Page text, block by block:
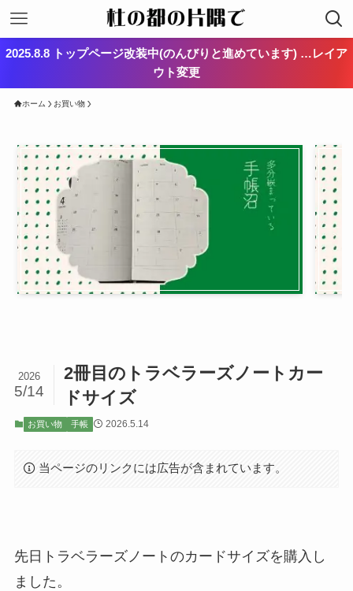
2025.8.8 トップページ改装中(のんびりと進めています) …レイア
ウト変更
ホーム お買い物
2冊目のトラベラーズノートカー
ドサイズ
2026
5/14
お買い物 手帳 2026.5.14
当ページのリンクには広告が含まれています。
先日トラベラーズノートのカードサイズを購入し
ました。